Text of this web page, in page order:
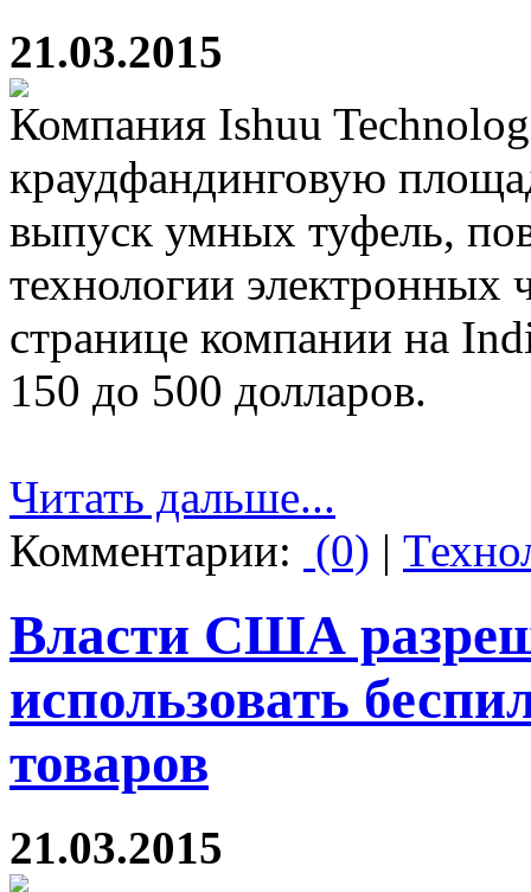
21.03.2015
Компания Ishuu
краудфандинговую
выпуск умных туфель,
технологии электронных
странице компании на
150 до 500 долларов.
Читать дальше...
Комментарии: (0) |
Власти США
использовать
товаров
21.03.2015